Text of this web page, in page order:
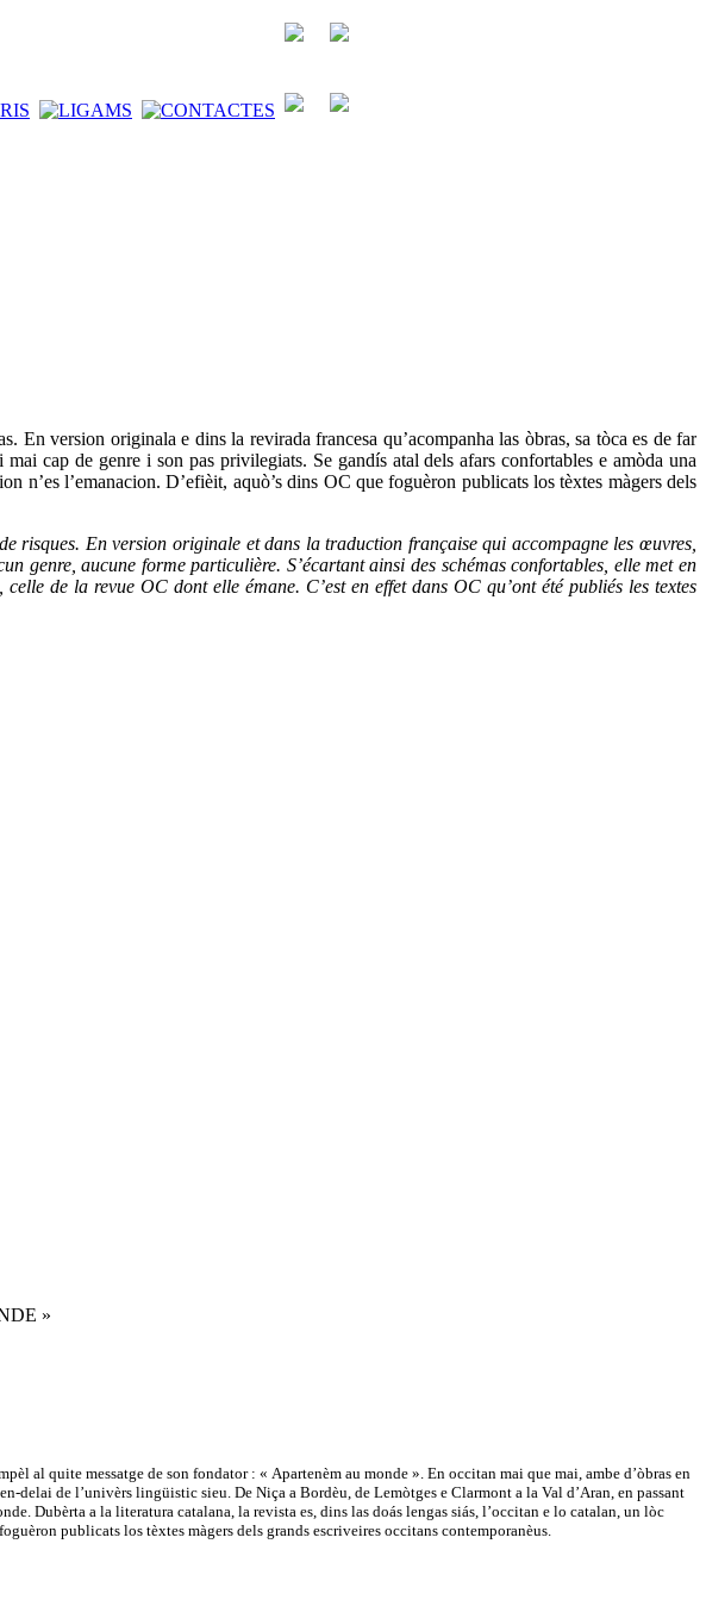
En version originala e dins la revirada francesa qu’acompanha las òbras, sa tòca es de far
cap de genre i son pas privilegiats. Se gandís atal dels afars confortables e amòda una
n’es l’emanacion. D’efièit, aquò’s dins OC que foguèron publicats los tèxtes màgers dels
risques. En version originale et dans la traduction française qui accompagne les œuvres,
genre, aucune forme particulière. S’écartant ainsi des schémas confortables, elle met en
de la revue OC dont elle émane. C’est en effet dans OC qu’ont été publiés les textes
»
al quite messatge de son fondator : « Apartenèm au monde ». En occitan mai que mai, ambe d’òbras en
delai de l’univèrs lingüistic sieu. De Niça a Bordèu, de Lemòtges e Clarmont a la Val d’Aran, en passant
Dubèrta a la literatura catalana, la revista es, dins las doás lengas siás, l’occitan e lo catalan, un lòc
publicats los tèxtes màgers dels grands escriveires occitans contemporanèus.